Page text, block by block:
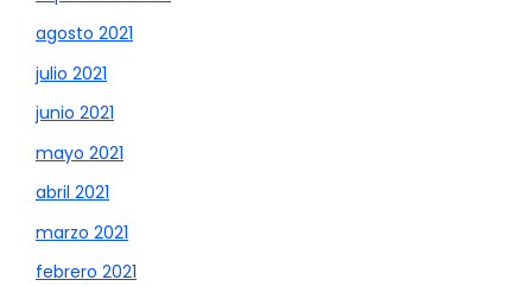
agosto 2021
julio 2021
junio 2021
mayo 2021
abril 2021
marzo 2021
febrero 2021